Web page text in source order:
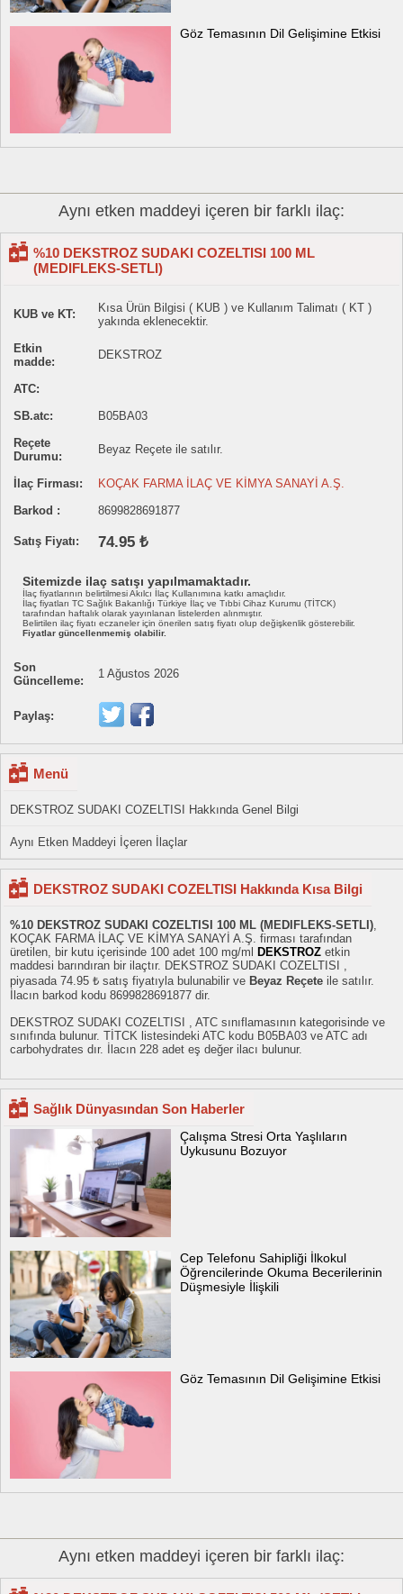
Göz Temasının Dil Gelişimine Etkisi
Aynı etken maddeyi içeren bir farklı ilaç:
%10 DEKSTROZ SUDAKI COZELTISI 100 ML
(MEDIFLEKS-SETLI)
KUB ve KT:
Kısa Ürün Bilgisi ( KUB ) ve Kullanım Talimatı ( KT )
yakında eklenecektir.
Etkin
madde:
DEKSTROZ
ATC:
SB.atc:
B05BA03
Reçete
Durumu:
Beyaz Reçete ile satılır.
İlaç Firması:
KOÇAK FARMA İLAÇ VE KİMYA SANAYİ A.Ş.
Barkod :
8699828691877
Satış Fiyatı: 74.95 ₺
Sitemizde ilaç satışı yapılmamaktadır.
İlaç fiyatlarının belirtilmesi Akılcı İlaç Kullanımına katkı amaçlıdır.
İlaç fiyatları TC Sağlık Bakanlığı Türkiye İlaç ve Tıbbi Cihaz Kurumu (TİTCK)
tarafından haftalık olarak yayınlanan listelerden alınmıştır.
Belirtilen ilaç fiyatı eczaneler için önerilen satış fiyatı olup değişkenlik gösterebilir.
Fiyatlar güncellenmemiş olabilir.
Son
Güncelleme:
1 Ağustos 2026
Paylaş:
Menü
DEKSTROZ SUDAKI COZELTISI Hakkında Genel Bilgi
Aynı Etken Maddeyi İçeren İlaçlar
DEKSTROZ SUDAKI COZELTISI Hakkında Kısa Bilgi
%10 DEKSTROZ SUDAKI COZELTISI 100 ML (MEDIFLEKS-SETLI),
KOÇAK FARMA İLAÇ VE KİMYA SANAYİ A.Ş. firması tarafından
üretilen, bir kutu içerisinde 100 adet 100 mg/ml
DEKSTROZ etkin
maddesi barındıran bir ilaçtır. DEKSTROZ SUDAKI COZELTISI ,
piyasada 74.95 ₺ satış fiyatıyla bulunabilir ve Beyaz Reçete ile satılır.
İlacın barkod kodu 8699828691877 dir.
DEKSTROZ SUDAKI COZELTISI , ATC sınıflamasının kategorisinde ve
sınıfında bulunur. TİTCK listesindeki ATC kodu B05BA03 ve ATC adı
carbohydrates dır. İlacın 228 adet eş değer ilacı bulunur.
Sağlık Dünyasından Son Haberler
Çalışma Stresi Orta Yaşlıların
Uykusunu Bozuyor
Cep Telefonu Sahipliği İlkokul
Öğrencilerinde Okuma Becerilerinin
Düşmesiyle İlişkili
Göz Temasının Dil Gelişimine Etkisi
Aynı etken maddeyi içeren bir farklı ilaç: